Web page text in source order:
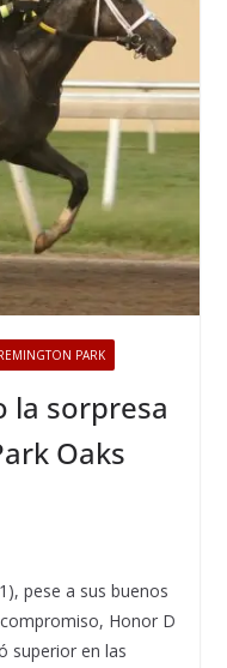
PARK
la sorpresa
Oaks
pese a sus buenos
Honor D
superior en las